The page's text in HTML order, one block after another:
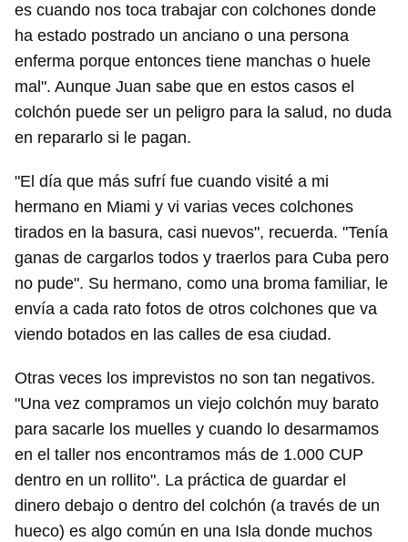
Guardar como favorito
Para poder guardar como favorito, primero has de
iniciar sesión con tu cuenta de 14ymedio.
es cuando nos toca trabajar con colchones donde
ha estado postrado un anciano o una persona
enferma porque entonces tiene manchas o huele
mal". Aunque Juan sabe que en estos casos el
colchón puede ser un peligro para la salud, no duda
en repararlo si le pagan.
"El día que más sufrí fue cuando visité a mi
hermano en Miami y vi varias veces colchones
tirados en la basura, casi nuevos", recuerda. "Tenía
ganas de cargarlos todos y traerlos para Cuba pero
no pude". Su hermano, como una broma familiar, le
envía a cada rato fotos de otros colchones que va
viendo botados en las calles de esa ciudad.
Otras veces los imprevistos no son tan negativos.
"Una vez compramos un viejo colchón muy barato
para sacarle los muelles y cuando lo desarmamos
en el taller nos encontramos más de 1.000 CUP
dentro en un rollito". La práctica de guardar el
dinero debajo o dentro del colchón (a través de un
hueco) es algo común en una Isla donde muchos